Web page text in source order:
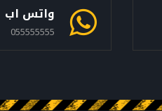
واتس اب
055555555